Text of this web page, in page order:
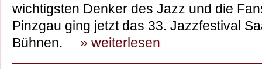
wichtigsten Denker des Jazz und die
Pinzgau ging jetzt das 33. Jazzfestival
Bühnen. » weiterlesen